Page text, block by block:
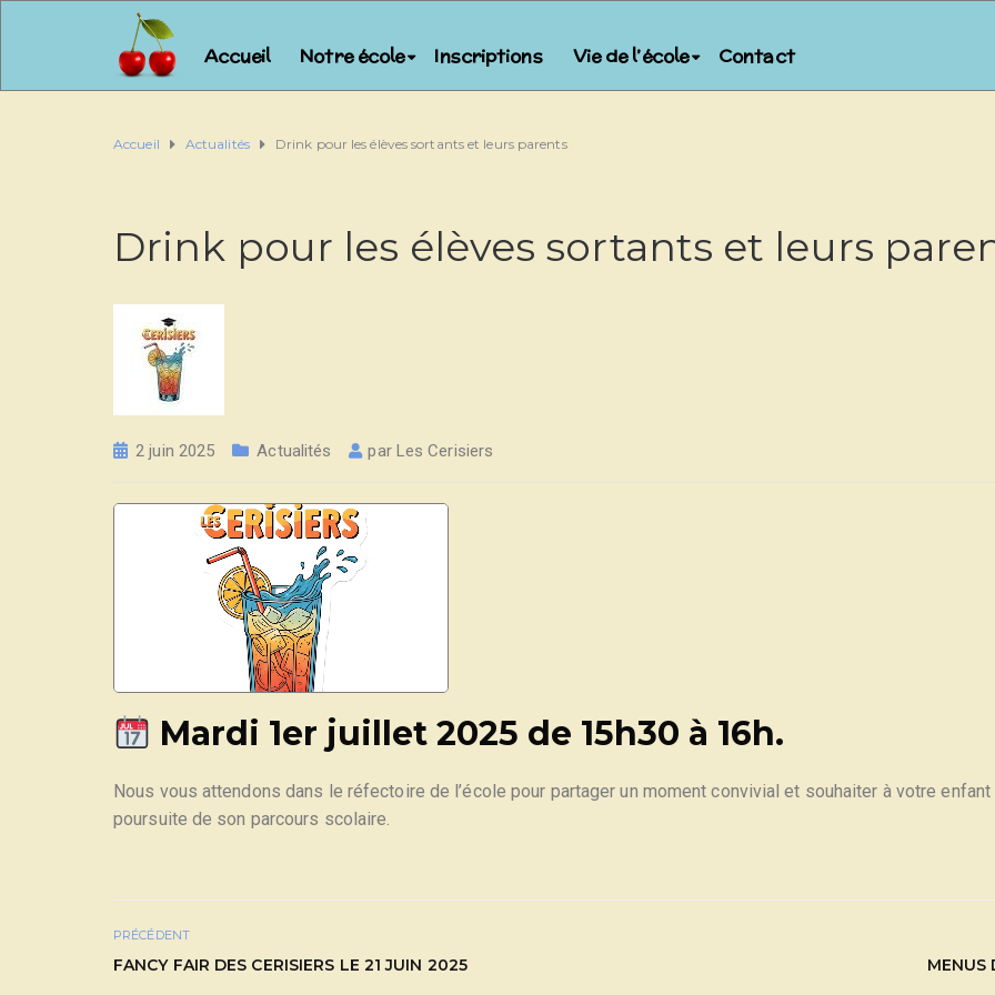
Accueil Notre école Inscriptions Vie de l’école Contact
Accueil Actualités Drink pour les élèves sortants et leurs parents
Drink pour les élèves sortants et leurs
2 juin 2025 Actualités par Les Cerisiers
Mardi 1er juillet 2025 de 15h30 à 16h.
Nous vous attendons dans le réfectoire de l’école pour partager un moment convivial et souhaiter à votre
poursuite de son parcours scolaire.
PRÉCÉDENT
FANCY FAIR DES CERISIERS LE 21 JUIN 2025 MENUS